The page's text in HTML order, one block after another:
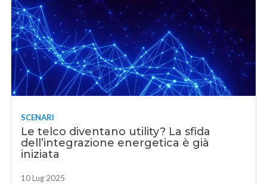
SCENARI
Le telco diventano utility? La sfida
dell’integrazione energetica è già
iniziata
10 Lug 2025